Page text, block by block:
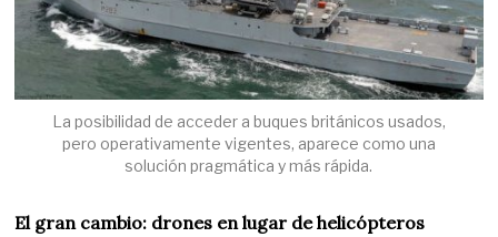
La posibilidad de acceder a buques británicos usados,
pero operativamente vigentes, aparece como una
solución pragmática y más rápida.
El gran cambio: drones en lugar de helicópteros